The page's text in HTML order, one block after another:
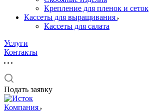
Крепление для пленок и сеток
Кассеты для выращивания
Кассеты для салата
Услуги
Контакты
Подать заявку
Компания